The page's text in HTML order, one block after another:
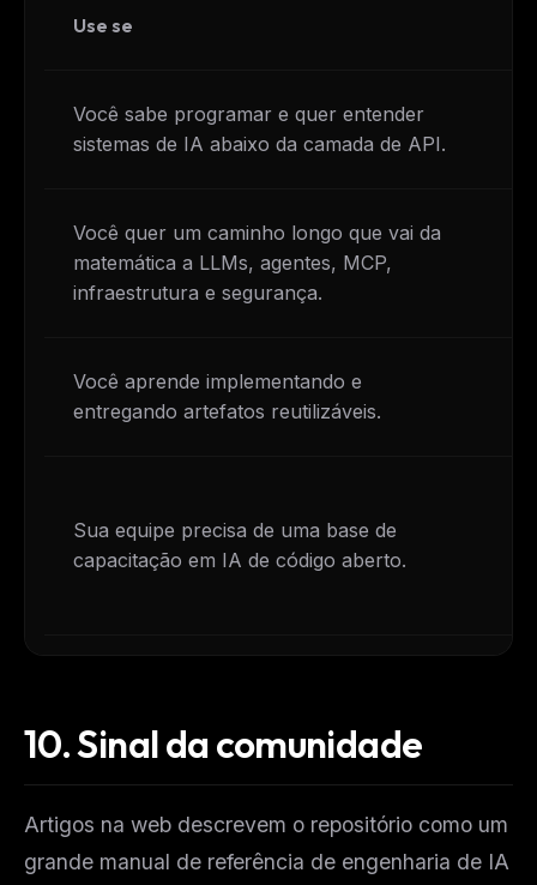
Use se
Você sabe programar e quer entender
sistemas de IA abaixo da camada de API.
Você quer um caminho longo que vai da
matemática a LLMs, agentes, MCP,
infraestrutura e segurança.
Você aprende implementando e
entregando artefatos reutilizáveis.
Sua equipe precisa de uma base de
capacitação em IA de código aberto.
10.Sinal da comunidade
Artigos na web descrevem o repositório como um
grande manual de referência de engenharia de IA